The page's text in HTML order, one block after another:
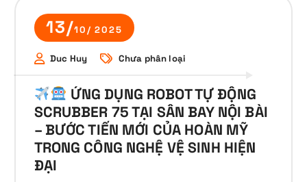
13/10/ 2025
Duc Huy Chưa phân loại
ỨNG DỤNG ROBOT TỰ ĐỘNG
SCRUBBER 75 TẠI SÂN BAY NỘI BÀI
– BƯỚC TIẾN MỚI CỦA HOÀN MỸ
TRONG CÔNG NGHỆ VỆ SINH HIỆN
ĐẠI